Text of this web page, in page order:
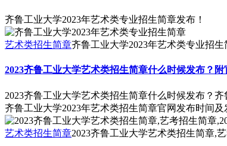
齐鲁工业大学2023年艺术类专业招生简章发布！
艺术类招生简章齐鲁工业大学2023年艺术类专业招生
2023齐鲁工业大学艺术类招生简章什么时候发布？附
2023齐鲁工业大学艺术类招生简章什么时候发布？
齐鲁工业大学2023年艺术类招生简章官网发布时间及
艺术类招生简章2023齐鲁工业大学艺术类招生简章,